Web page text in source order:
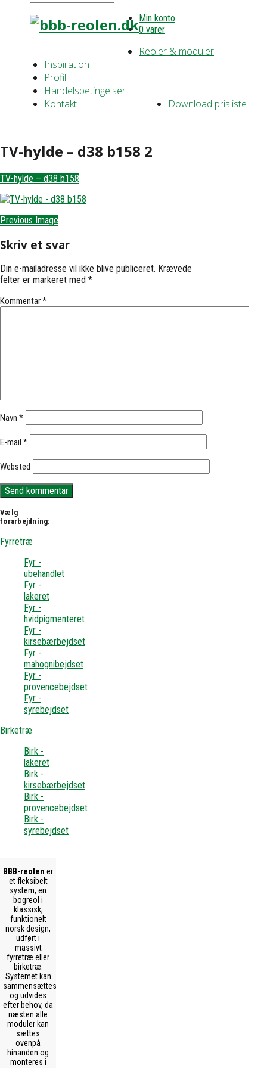
Min konto
0 varer
Reoler & moduler
Inspiration
Profil
Handelsbetingelser
Download prisliste
Kontakt
TV-hylde – d38 b158 2
TV-hylde – d38 b158
Previous Image
Skriv et svar
Din e-mailadresse vil ikke blive publiceret. Krævede
felter er markeret med *
Kommentar*
Navn *
E-mail *
Websted
Vælg
forarbejdning:
Fyrretræ
Fyr -
ubehandlet
Fyr -
lakeret
Fyr -
hvidpigmenteret
Fyr -
kirsebærbejdset
Fyr -
mahognibejdset
Fyr -
provencebejdset
Fyr -
syrebejdset
Birketræ
Birk -
lakeret
Birk -
kirsebærbejdset
Birk -
provencebejdset
Birk -
syrebejdset
BBB-reolen er
et fleksibelt
system, en
bogreol i
klassisk,
funktionelt
norsk design,
udført i
massivt
fyrretræ eller
birketræ.
Systemet kan
sammensættes
og udvides
efter behov, da
næsten alle
moduler kan
sættes
ovenpå
hinanden og
monteres i